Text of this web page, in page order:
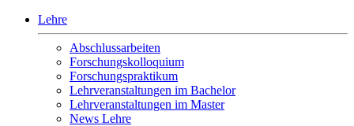
Lehre
Abschlussarbeiten
Forschungskolloquium
Forschungspraktikum
Lehrveranstaltungen im Bachelor
Lehrveranstaltungen im Master
News Lehre